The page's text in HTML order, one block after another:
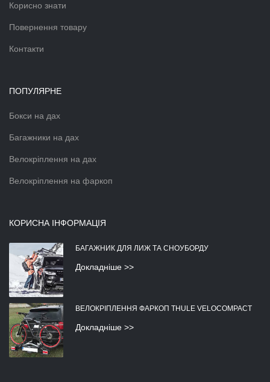
Корисно знати
Повернення товару
Контакти
ПОПУЛЯРНЕ
Бокси на дах
Багажники на дах
Велокріплення на дах
Велокріплення на фаркоп
КОРИСНА ІНФОРМАЦІЯ
БАГАЖНИК ДЛЯ ЛИЖ ТА СНОУБОРДУ
Докладніше >>
ВЕЛОКРІПЛЕННЯ ФАРКОП THULE VELOCOMPACT
Докладніше >>